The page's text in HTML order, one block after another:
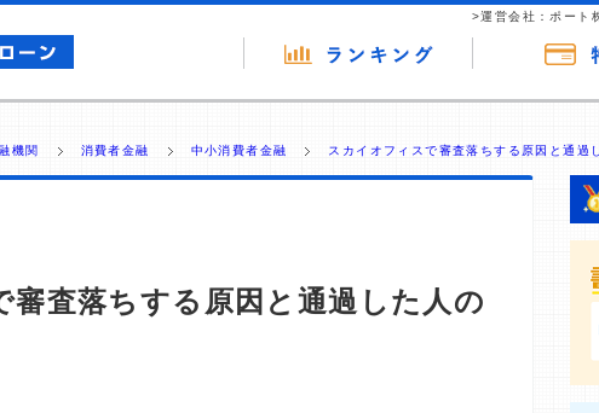
>運営会社：ポート
機関 消費者金融 中小消費者金融 スカイオフィスで審査落ちする原因と通過
審査落ちする原因と通過した人の